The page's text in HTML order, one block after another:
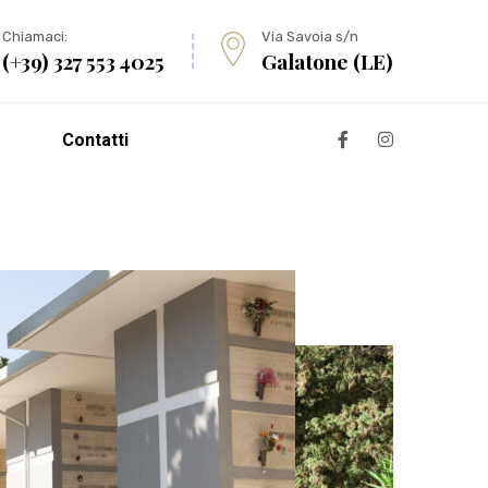
Chiamaci:
(+39) 327 553 4025
Via Savoia s/n
Galatone (LE)
Contatti